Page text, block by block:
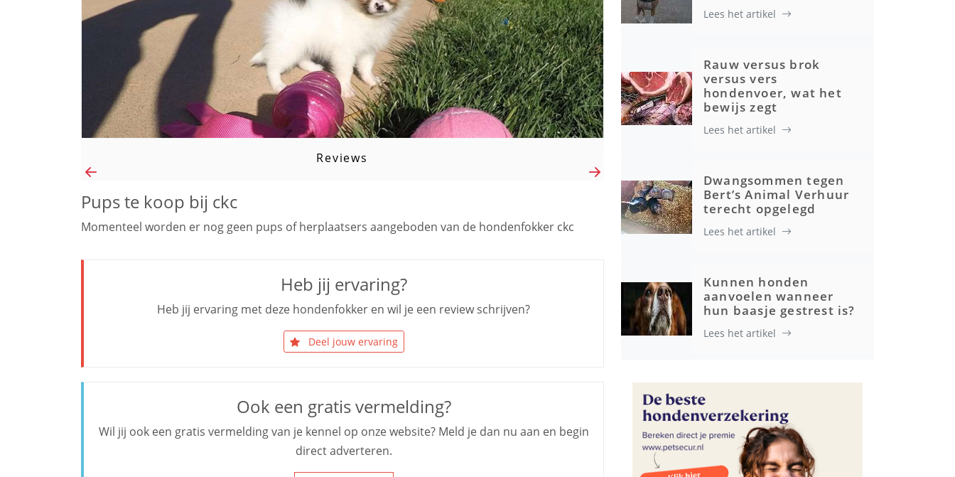
Reviews
Pups te koop bij ckc
Momenteel worden er nog geen pups of herplaatsers aangeboden van de hondenfokker ckc
Heb jij ervaring?
Heb jij ervaring met deze hondenfokker en wil je een review schrijven?
Deel jouw ervaring
Ook een gratis vermelding?
Wil jij ook een gratis vermelding van je kennel op onze website? Meld je dan nu aan en begin
direct adverteren.
Lees het artikel
Rauw versus brok
versus vers
hondenvoer, wat het
bewijs zegt
Lees het artikel
Dwangsommen tegen
Bert’s Animal Verhuur
terecht opgelegd
Lees het artikel
Kunnen honden
aanvoelen wanneer
hun baasje gestrest is?
Lees het artikel